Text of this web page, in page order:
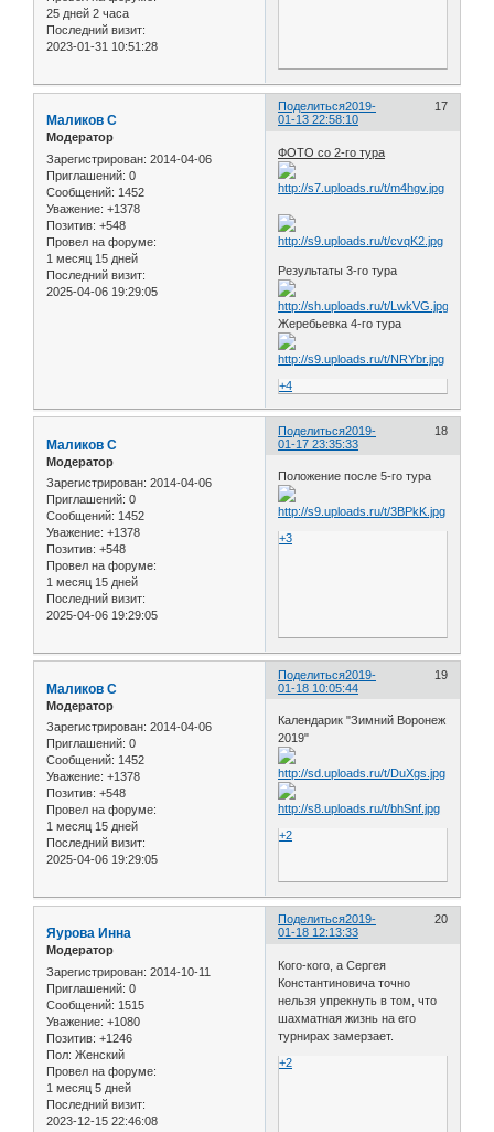
25 дней 2 часа
Последний визит:
2023-01-31 10:51:28
Поделиться 17
2019-
01-13 22:58:10
Маликов С
Модератор
Зарегистрирован: 2014-04-06
Приглашений: 0
Сообщений: 1452
Уважение: +1378
Позитив: +548
Провел на форуме:
1 месяц 15 дней
Последний визит:
2025-04-06 19:29:05
ФОТО со 2-го тура
Результаты 3-го тура
Жеребьевка 4-го тура
+4
Поделиться 18
2019-
01-17 23:35:33
Маликов С
Модератор
Зарегистрирован: 2014-04-06
Приглашений: 0
Сообщений: 1452
Уважение: +1378
Позитив: +548
Провел на форуме:
1 месяц 15 дней
Последний визит:
2025-04-06 19:29:05
Положение после 5-го тура
+3
Поделиться 19
2019-
01-18 10:05:44
Маликов С
Модератор
Зарегистрирован: 2014-04-06
Приглашений: 0
Сообщений: 1452
Уважение: +1378
Позитив: +548
Провел на форуме:
1 месяц 15 дней
Последний визит:
2025-04-06 19:29:05
Календарик "Зимний Воронеж
2019"
+2
Поделиться 20
2019-
01-18 12:13:33
Яурова Инна
Модератор
Зарегистрирован: 2014-10-11
Приглашений: 0
Сообщений: 1515
Уважение: +1080
Позитив: +1246
Пол: Женский
Провел на форуме:
1 месяц 5 дней
Последний визит:
2023-12-15 22:46:08
Кого-кого, а Сергея
Константиновича точно
нельзя упрекнуть в том, что
шахматная жизнь на его
турнирах замерзает.
+2